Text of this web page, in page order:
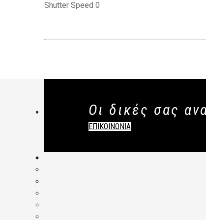
Shutter Speed 0
Οι δικές σας
ΕΠΙΚΟΙΝΩΝΙΑ